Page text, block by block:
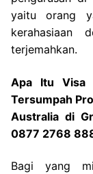
yaitu orang
kerahasiaan
terjemahkan.
Apa Itu Visa
Tersumpah
Australia di
0877 2768
Bagi yang